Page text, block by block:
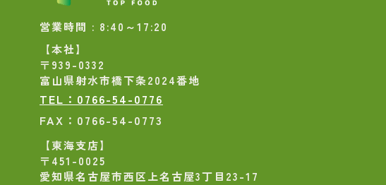
営業時間 : 8:40～17:20
【本社】
〒939-0332
富山県射水市橋下条2024番地
TEL：0766-54-0776
FAX：0766-54-0773
【東海支店】
〒451-0025
愛知県名古屋市西区上名古屋3丁目23-17